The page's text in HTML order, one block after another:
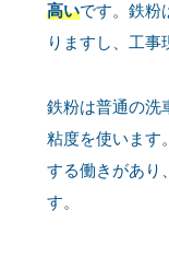
高いです。鉄粉
りますし、工事
鉄粉は普通の洗
粘度を使います
する働きがあり
す。